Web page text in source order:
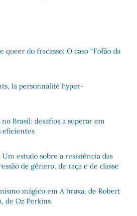
queer do fracasso: O caso “Fofão da
la personnalité hyper-
Brasil: desafios a superar em
eficientes
estudo sobre a resistência das
de gênero, de raça e de classe
mágico em A bruxa, de Robert
de Oz Perkins